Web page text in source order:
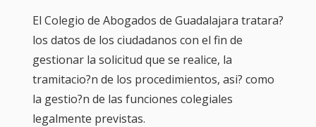
El Colegio de Abogados de Guadalajara tratara?
los datos de los ciudadanos con el fin de
gestionar la solicitud que se realice, la
tramitacio?n de los procedimientos, asi? como
la gestio?n de las funciones colegiales
legalmente previstas.